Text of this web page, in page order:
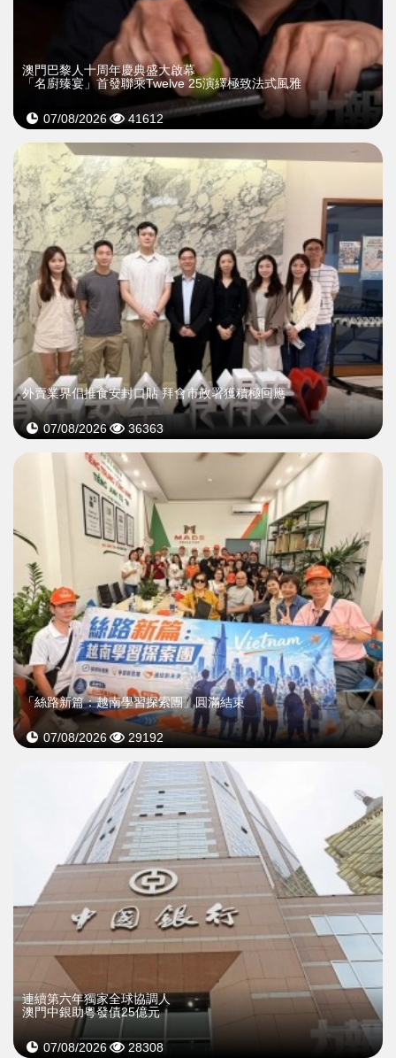
澳門巴黎人十周年慶典盛大啟幕
「名廚臻宴」首發聯乘Twelve 25演繹極致法式風雅
07/08/2026 41612
外賣業界倡推食安封口貼 拜會市政署獲積極回應
07/08/2026 36363
「絲路新篇：越南學習探索團」圓滿結束
07/08/2026 29192
連續第六年獨家全球協調人
澳門中銀助粵發債25億元
07/08/2026 28308